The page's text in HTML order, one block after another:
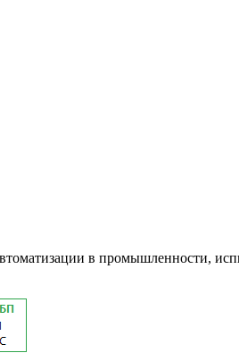
в промышленности,